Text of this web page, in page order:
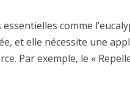
comme
et elle nécessite une
Par exemple, le «